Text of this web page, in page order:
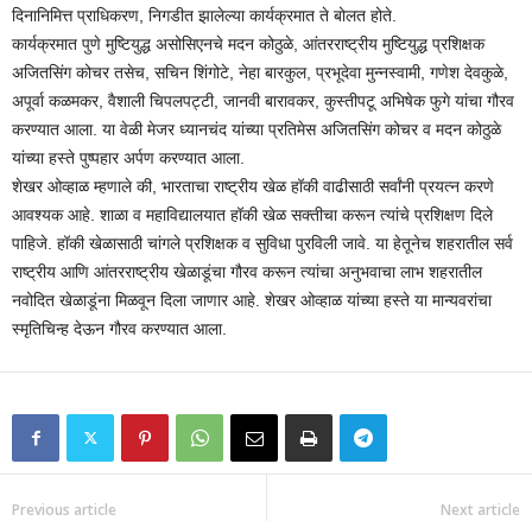
दिनानिमित्त प्राधिकरण, निगडीत झालेल्या कार्यक्रमात ते बोलत होते.
कार्यक्रमात पुणे मुष्टियुद्ध असोसिएनचे मदन कोठुळे, आंतरराष्ट्रीय मुष्टियुद्ध प्रशिक्षक
अजितसिंग कोचर तसेच, सचिन शिंगोटे, नेहा बारकुल, प्रभूदेवा मुन्नस्वामी, गणेश देवकुळे,
अपूर्वा कळमकर, वैशाली चिपलपट्टी, जानवी बारावकर, कुस्तीपटू अभिषेक फुगे यांचा गौरव
करण्यात आला. या वेळी मेजर ध्यानचंद यांच्या प्रतिमेस अजितसिंग कोचर व मदन कोठुळे
यांच्या हस्ते पुष्पहार अर्पण करण्यात आला.
शेखर ओव्हाळ म्हणाले की, भारताचा राष्ट्रीय खेळ हॉकी वाढीसाठी सर्वांनी प्रयत्न करणे
आवश्यक आहे. शाळा व महाविद्यालयात हॉकी खेळ सक्तीचा करून त्यांचे प्रशिक्षण दिले
पाहिजे. हॉकी खेळासाठी चांगले प्रशिक्षक व सुविधा पुरविली जावे. या हेतूनेच शहरातील सर्व
राष्ट्रीय आणि आंतरराष्ट्रीय खेळाडूंचा गौरव करून त्यांचा अनुभवाचा लाभ शहरातील
नवोदित खेळाडूंना मिळवून दिला जाणार आहे. शेखर ओव्हाळ यांच्या हस्ते या मान्यवरांचा
स्मृतिचिन्ह देऊन गौरव करण्यात आला.
Previous article Next article